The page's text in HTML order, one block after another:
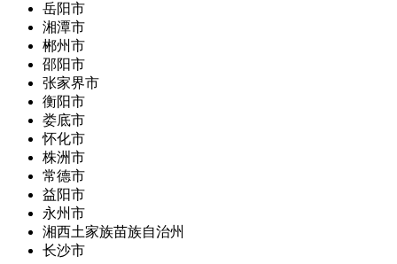
岳阳市
湘潭市
郴州市
邵阳市
张家界市
衡阳市
娄底市
怀化市
株洲市
常德市
益阳市
永州市
湘西土家族苗族自治州
长沙市